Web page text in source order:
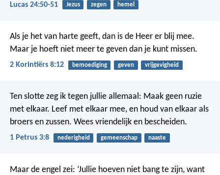
Lucas 24:50-51 Jezus zegen hemel
Als je het van harte geeft, dan is de Heer er blij mee.
Maar je hoeft niet meer te geven dan je kunt missen.
2 Korintiërs 8:12 bemoediging geven vrijgevigheid
Ten slotte zeg ik tegen jullie allemaal: Maak geen ruzie
met elkaar. Leef met elkaar mee, en houd van elkaar als
broers en zussen. Wees vriendelijk en bescheiden.
1 Petrus 3:8 nederigheid gemeenschap naaste
Maar de engel zei: ‘Jullie hoeven niet bang te zijn, want